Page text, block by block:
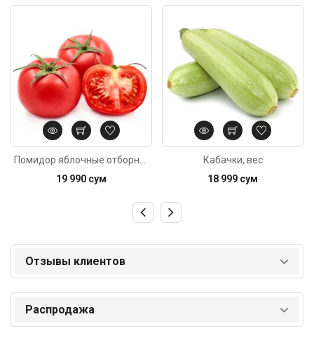
19 990 сум
Кабачки, вес
18 999 сум
Отзывы клиентов
Распродажа